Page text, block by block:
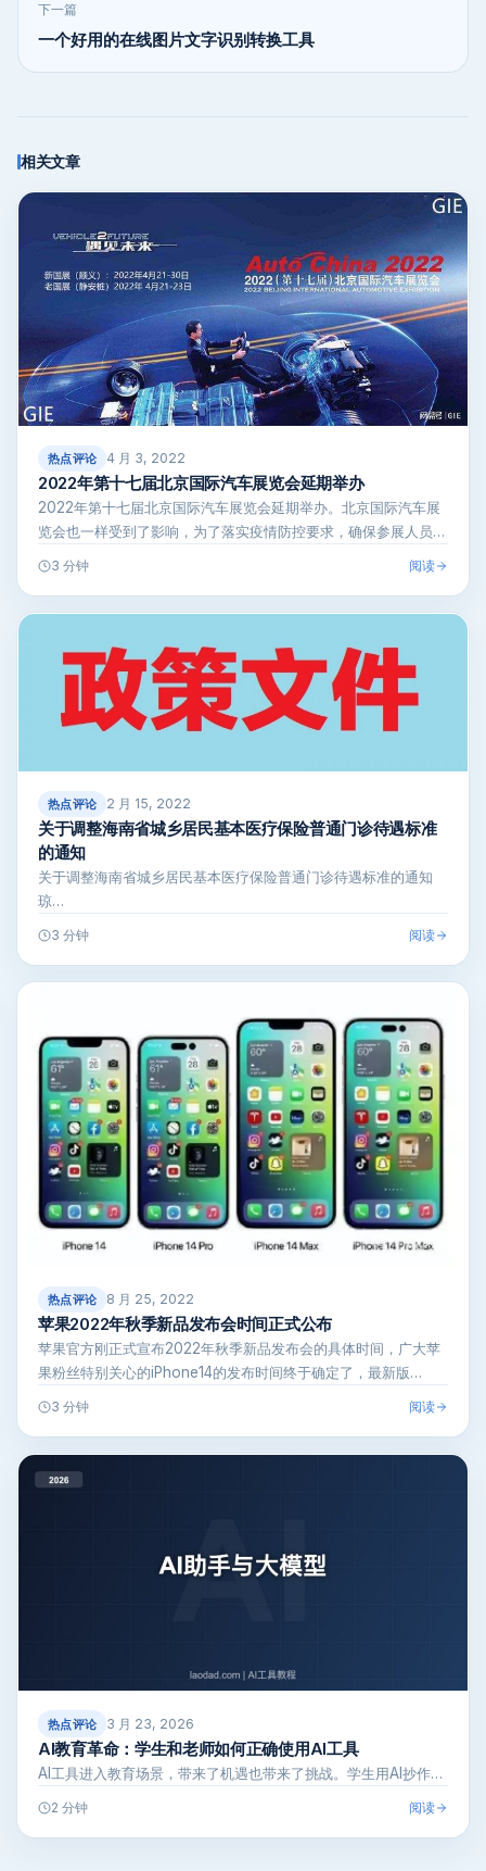
下一篇
一个好用的在线图片文字识别转换工具
相关文章
热点评论 4 月 3, 2022
2022年第十七届北京国际汽车展览会延期举办
2022年第十七届北京国际汽车展览会延期举办。北京国际汽车展
览会也一样受到了影响，为了落实疫情防控要求，确保参展人员的
3 分钟 阅读
热点评论 2 月 15, 2022
关于调整海南省城乡居民基本医疗保险普通门诊待遇标准
的通知
关于调整海南省城乡居民基本医疗保险普通门诊待遇标准的通知
琼…
3 分钟 阅读
热点评论 8 月 25, 2022
苹果2022年秋季新品发布会时间正式公布
苹果官方刚正式宣布2022年秋季新品发布会的具体时间，广大苹
果粉丝特别关心的iPhone14的发布时间终于确定了，最新版
3 分钟 阅读
热点评论 3 月 23, 2026
AI教育革命：学生和老师如何正确使用AI工具
AI工具进入教育场景，带来了机遇也带来了挑战。学生用AI抄作…
2 分钟 阅读